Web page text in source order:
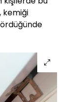
kemiği